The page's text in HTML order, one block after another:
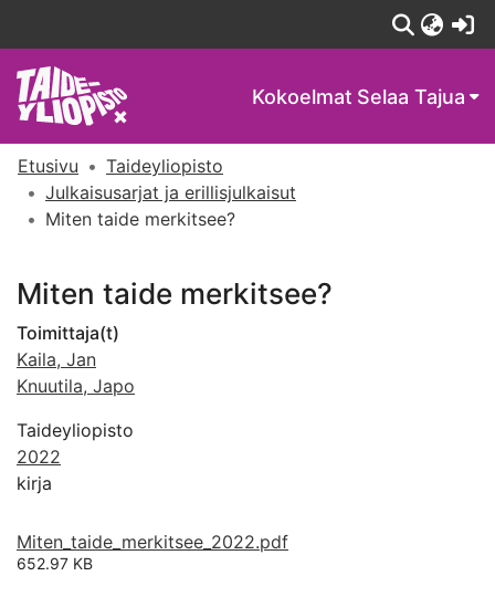
Kokoelmat Selaa Tajua
Etusivu
Taideyliopisto
Julkaisusarjat ja erillisjulkaisut
Miten taide merkitsee?
Miten taide merkitsee?
Toimittaja(t)
Kaila, Jan
Knuutila, Japo
Taideyliopisto
2022
kirja
Miten_taide_merkitsee_2022.pdf
652.97 KB